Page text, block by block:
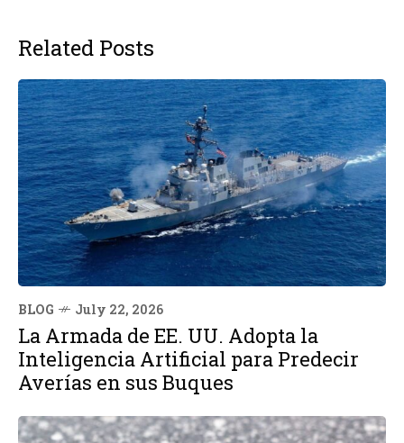
Related Posts
BLOG July 22, 2026
La Armada de EE. UU. Adopta la
Inteligencia Artificial para Predecir
Averías en sus Buques